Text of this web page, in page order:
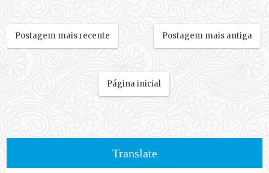
Postagem mais recente Postagem mais antiga
Página inicial
Translate